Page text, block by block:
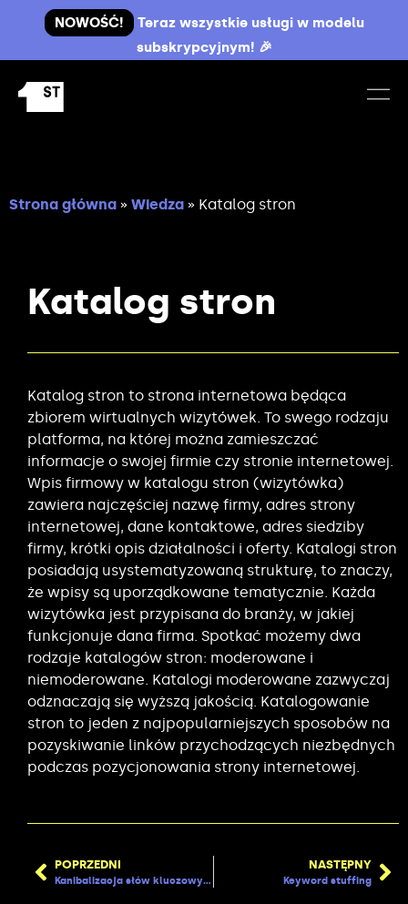
NOWOŚĆ!
Teraz wszystkie usługi w modelu
subskrypcyjnym! 🎉
Strona główna » Wiedza » Katalog stron
Katalog stron
Katalog stron to strona internetowa będąca
zbiorem wirtualnych wizytówek. To swego rodzaju
platforma, na której można zamieszczać
informacje o swojej firmie czy stronie internetowej.
Wpis firmowy w katalogu stron (wizytówka)
zawiera najczęściej nazwę firmy, adres strony
internetowej, dane kontaktowe, adres siedziby
firmy, krótki opis działalności i oferty. Katalogi stron
posiadają usystematyzowaną strukturę, to znaczy,
że wpisy są uporządkowane tematycznie. Każda
wizytówka jest przypisana do branży, w jakiej
funkcjonuje dana firma. Spotkać możemy dwa
rodzaje katalogów stron: moderowane i
niemoderowane. Katalogi moderowane zazwyczaj
odznaczają się wyższą jakością. Katalogowanie
stron to jeden z najpopularniejszych sposobów na
pozyskiwanie linków przychodzących niezbędnych
podczas pozycjonowania strony internetowej.
POPRZEDNI
Kanibalizacja słów kluczowych
NASTĘPNY
Keyword stuffing